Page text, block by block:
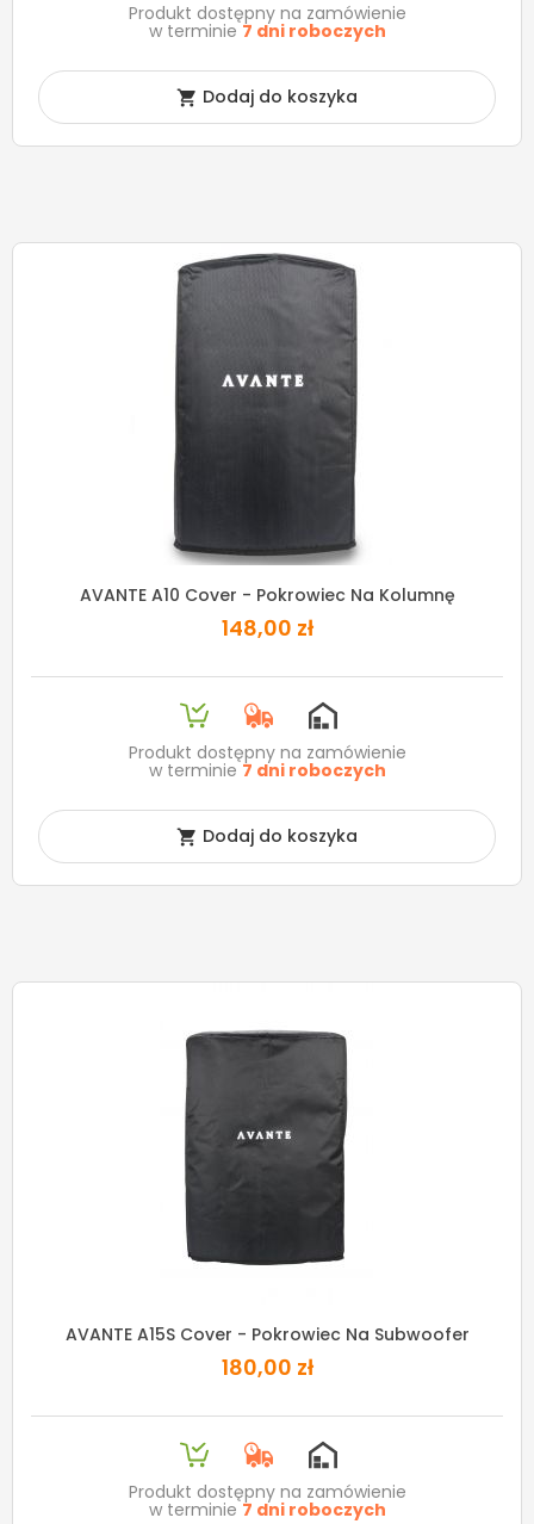
Produkt dostępny na zamówienie
w terminie 7 dni roboczych
 Dodaj do koszyka
AVANTE A10 Cover - Pokrowiec Na Kolumnę
148,00 zł
Produkt dostępny na zamówienie
w terminie 7 dni roboczych
 Dodaj do koszyka
AVANTE A15S Cover - Pokrowiec Na Subwoofer
180,00 zł
Produkt dostępny na zamówienie
w terminie 7 dni roboczych